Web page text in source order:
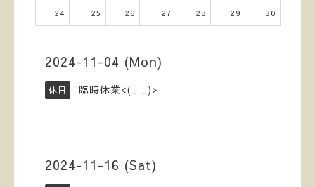
24 25 26 27 28 29 30
2024-11-04 (Mon)
休日 臨時休業<(_ _)>
2024-11-16 (Sat)